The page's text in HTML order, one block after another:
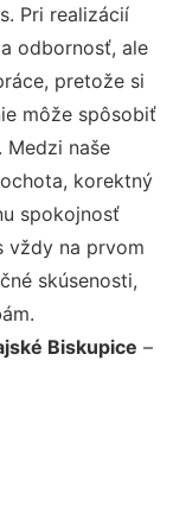
Pri realizácií
odbornosť, ale
pretože si
môže spôsobiť
Medzi naše
korektný
spokojnosť
vždy na prvom
skúsenosti,
Biskupice –